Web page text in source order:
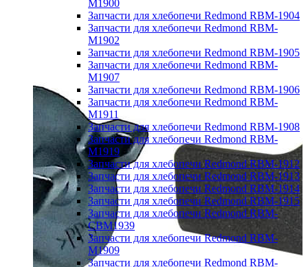
M1900
Запчасти для хлебопечи Redmond RBM-1904
Запчасти для хлебопечи Redmond RBM-
M1902
Запчасти для хлебопечи Redmond RBM-1905
Запчасти для хлебопечи Redmond RBM-
M1907
Запчасти для хлебопечи Redmond RBM-1906
Запчасти для хлебопечи Redmond RBM-
M1911
Запчасти для хлебопечи Redmond RBM-1908
Запчасти для хлебопечи Redmond RBM-
M1919
Запчасти для хлебопечи Redmond RBM-1912
Запчасти для хлебопечи Redmond RBM-1913
Запчасти для хлебопечи Redmond RBM-1914
Запчасти для хлебопечи Redmond RBM-1915
Запчасти для хлебопечи Redmond RBM-
CBM1939
Запчасти для хлебопечи Redmond RBM-
M1909
Запчасти для хлебопечи Redmond RBM-